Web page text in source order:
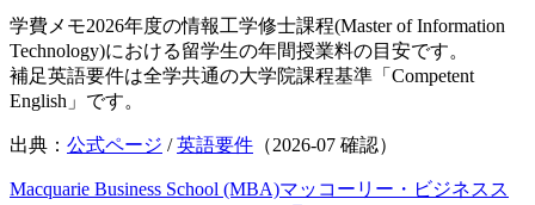
学費メモ2026年度の情報工学修士課程(Master of Information
Technology)における留学生の年間授業料の目安です。
補足英語要件は全学共通の大学院課程基準「Competent
English」です。
出典： 公式ページ /英語要件 （2026-07 確認）
Macquarie Business School (MBA)マッコーリー・ビジネスス